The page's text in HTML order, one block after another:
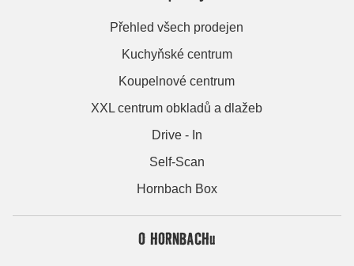
Přehled všech prodejen
Kuchyňské centrum
Koupelnové centrum
XXL centrum obkladů a dlažeb
Drive - In
Self-Scan
Hornbach Box
O HORNBACHu